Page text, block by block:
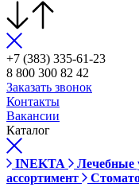
+7 (383) 335-61-23
8 800 300 82 42
Заказать звонок
Контакты
Вакансии
Каталог
INEKTA Лечебные
ассортимент